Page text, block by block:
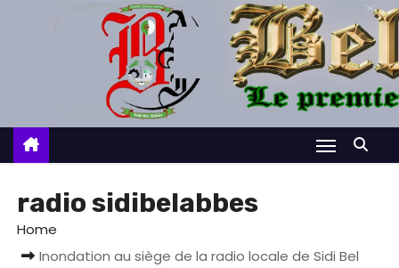
c
radio sidibelabbes
Home
Inondation au siège de la radio locale de Sidi Bel